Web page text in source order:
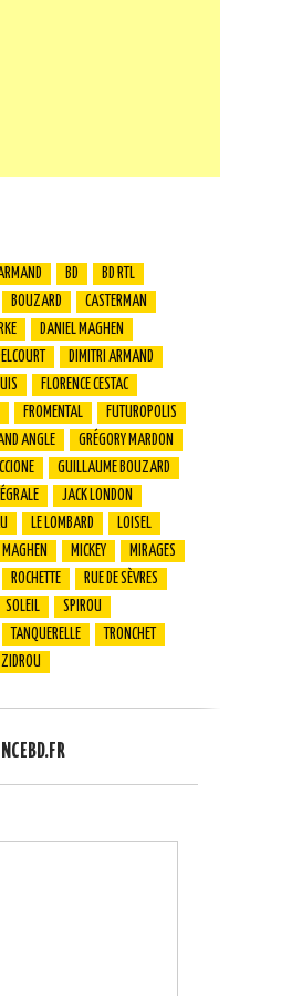
BD
BD RTL
BOUZARD
CASTERMAN
DANIEL MAGHEN
DIMITRI ARMAND
FLORENCE CESTAC
FROMENTAL
FUTUROPOLIS
ANGLE
GRÉGORY MARDON
GUILLAUME BOUZARD
JACK LONDON
LE LOMBARD
LOISEL
MAGHEN MICKEY
MIRAGES
ROCHETTE
RUE DE SÈVRES
SOLEIL
SPIROU
TANQUERELLE
TRONCHET
ZIDROU